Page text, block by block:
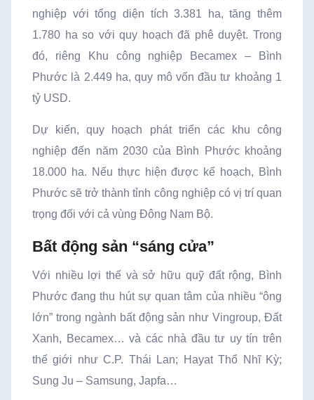
nghiệp với tổng diện tích 3.381 ha, tăng thêm
1.780 ha so với quy hoạch đã phê duyệt. Trong
đó, riêng Khu công nghiệp Becamex – Bình
Phước là 2.449 ha, quy mô vốn đầu tư khoảng 1
tỷ USD.
Dự kiến, quy hoạch phát triển các khu công
nghiệp đến năm 2030 của Bình Phước khoảng
18.000 ha. Nếu thực hiện được kế hoạch, Bình
Phước sẽ trở thành tỉnh công nghiệp có vị trí quan
trọng đối với cả vùng Đông Nam Bộ.
Bất động sản “sáng cửa”
Với nhiều lợi thế và sở hữu quỹ đất rộng, Bình
Phước đang thu hút sự quan tâm của nhiều “ông
lớn” trong ngành bất động sản như Vingroup, Đất
Xanh, Becamex… và các nhà đầu tư uy tín trên
thế giới như C.P. Thái Lan; Hayat Thổ Nhĩ Kỳ;
Sung Ju – Samsung, Japfa…